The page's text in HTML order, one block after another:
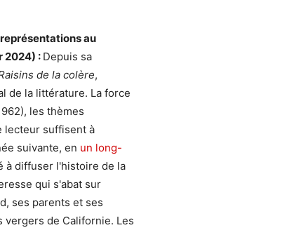
au
2024) : Depuis sa
de la colère,
de la littérature. La force
les thèmes
lecteur suffisent à
suivante, en un long-
à diffuser l'histoire de la
qui s'abat sur
ses parents et ses
vergers de Californie. Les